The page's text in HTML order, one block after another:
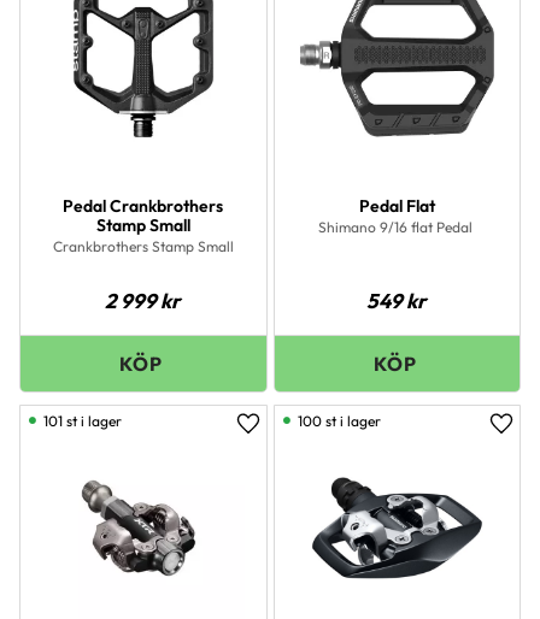
Pedal Crankbrothers
Stamp Small
Crankbrothers Stamp Small
2 999kr
Pedal Flat
Shimano 9/16 flat Pedal
549kr
Lägg till i favoriter
101 st i lager 100 st i lager